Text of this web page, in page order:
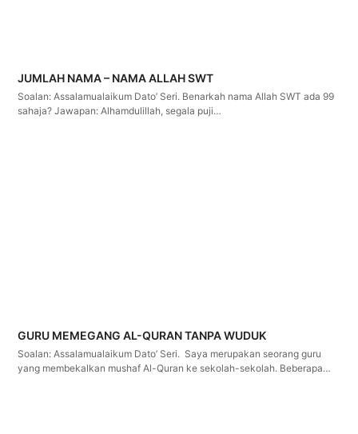
JUMLAH NAMA – NAMA ALLAH SWT
Soalan: Assalamualaikum Dato’ Seri. Benarkah nama Allah SWT ada 99
sahaja? Jawapan: Alhamdulillah, segala puji…
GURU MEMEGANG AL-QURAN TANPA WUDUK
Soalan: Assalamualaikum Dato’ Seri. Saya merupakan seorang guru
yang membekalkan mushaf Al-Quran ke sekolah-sekolah. Beberapa…